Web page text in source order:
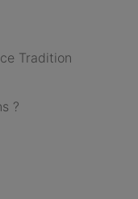
Tradition
?